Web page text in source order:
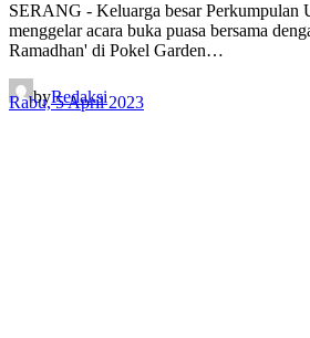
SERANG - Keluarga besar Perkumpulan
menggelar acara buka puasa bersama
Ramadhan' di Pokel Garden…
byRedaksi
Rabu, 5 April 2023